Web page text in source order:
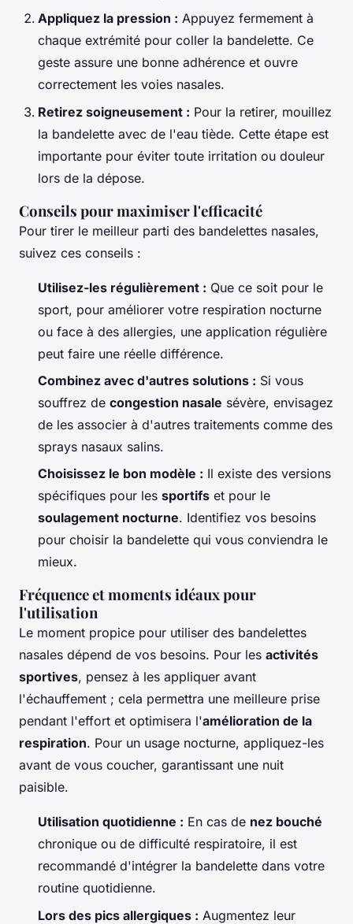
Appliquez la pression : Appuyez fermement à
chaque extrémité pour coller la bandelette. Ce
geste assure une bonne adhérence et ouvre
correctement les voies nasales.
Retirez soigneusement : Pour la retirer, mouillez
la bandelette avec de l'eau tiède. Cette étape est
importante pour éviter toute irritation ou douleur
lors de la dépose.
Conseils pour maximiser l'efficacité
Pour tirer le meilleur parti des bandelettes nasales,
suivez ces conseils :
Utilisez-les régulièrement : Que ce soit pour le
sport, pour améliorer votre respiration nocturne
ou face à des allergies, une application régulière
peut faire une réelle différence.
Combinez avec d'autres solutions : Si vous
souffrez de congestion nasale sévère, envisagez
de les associer à d'autres traitements comme des
sprays nasaux salins.
Choisissez le bon modèle : Il existe des versions
spécifiques pour les sportifs et pour le
soulagement nocturne. Identifiez vos besoins
pour choisir la bandelette qui vous conviendra le
mieux.
Fréquence et moments idéaux pour
l'utilisation
Le moment propice pour utiliser des bandelettes
nasales dépend de vos besoins. Pour les activités
sportives, pensez à les appliquer avant
l'échauffement ; cela permettra une meilleure prise
pendant l'effort et optimisera l'amélioration de la
respiration. Pour un usage nocturne, appliquez-les
avant de vous coucher, garantissant une nuit
paisible.
Utilisation quotidienne : En cas de nez bouché
chronique ou de difficulté respiratoire, il est
recommandé d'intégrer la bandelette dans votre
routine quotidienne.
Lors des pics allergiques : Augmentez leur